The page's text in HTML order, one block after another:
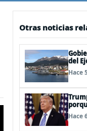
Otras noticias
del
y
Hace
«las
Hace